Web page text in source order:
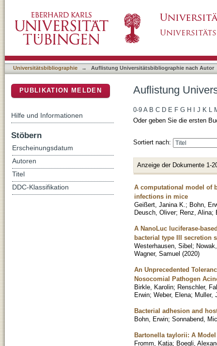
Universitätsbibliographie → Auflistung Universitätsbibliographie nach Autor
Auflistung
0-9 A B C D E F G H J K L
Oder geben Sie die ersten
Sortiert nach:
Anzeige der Dokumente 1-
A computational model of
infections in mice
Geißert, Janina K. ; Bohn,
Deusch, Oliver; Renz, Alina;
A NanoLuc luciferase-
bacterial type III secretion
Westerhausen, Sibel;
Wagner, Samuel (2020)
An Unprecedented
Nosocomial Pathogen
Birkle, Karolin; Renschler,
Erwin; Weber, Elena; Muller,
Bacterial adhesion and
Bohn, Erwin; Sonnabend,
Bartonella taylorii: A
Fromm, Katja; Boegli,
PUBLIKATION MELDEN
Hilfe und Informationen
Stöbern
Erscheinungsdatum
Autoren
Titel
DDC-Klassifikation